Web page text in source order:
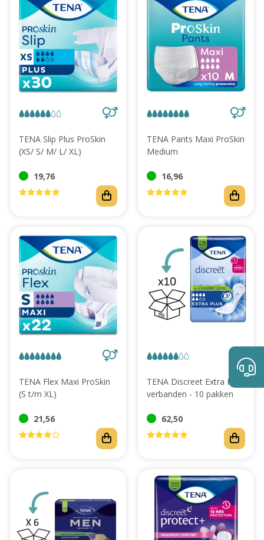
TENA Slip Plus ProSkin
(XS/ S/ M/ L/ XL)
19,76
TENA Pants Maxi ProSkin
Medium
16,96
TENA Flex Maxi ProSkin
(S t/m XL)
21,56
TENA Discreet Extra Plus
verbanden - 10 pakken
62,50